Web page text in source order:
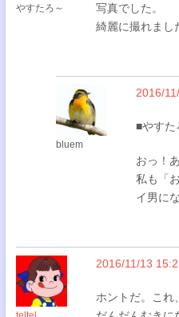
やすたろ～
写真でした。
綺麗に撮れまし
bluem
2016/
■やすた
おっ！
私も「
イ男に
2016/11/13
ホントだ。これ